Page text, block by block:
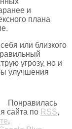
и
плана
или близкого
угрозу, но и
улучшения
Понравилась
сайта по RSS,
,